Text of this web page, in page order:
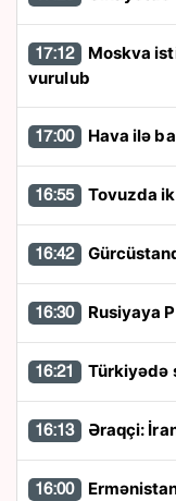
17:12
vurulub
17:00 Hava ilə
16:55 Tovuzda
16:42
16:30 Rusiyaya
16:21 Türkiyədə
16:13 Əraqçi:
16:00